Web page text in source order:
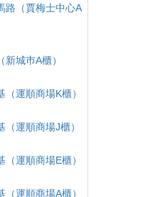
路（賈梅士中心A
新城巿A櫃）
（運順商場K櫃）
（運順商場J櫃）
（運順商場E櫃）
（運順商場A櫃）